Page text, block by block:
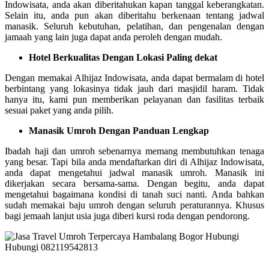
Indowisata, anda akan diberitahukan kapan tanggal keberangkatan.
Selain itu, anda pun akan diberitahu berkenaan tentang jadwal
manasik. Seluruh kebutuhan, pelatihan, dan pengenalan dengan
jamaah yang lain juga dapat anda peroleh dengan mudah.
Hotel Berkualitas Dengan Lokasi Paling dekat
Dengan memakai Alhijaz Indowisata, anda dapat bermalam di hotel
berbintang yang lokasinya tidak jauh dari masjidil haram. Tidak
hanya itu, kami pun memberikan pelayanan dan fasilitas terbaik
sesuai paket yang anda pilih.
Manasik Umroh Dengan Panduan Lengkap
Ibadah haji dan umroh sebenarnya memang membutuhkan tenaga
yang besar. Tapi bila anda mendaftarkan diri di Alhijaz Indowisata,
anda dapat mengetahui jadwal manasik umroh. Manasik ini
dikerjakan secara bersama-sama. Dengan begitu, anda dapat
mengetahui bagaimana kondisi di tanah suci nanti. Anda bahkan
sudah memakai baju umroh dengan seluruh peraturannya. Khusus
bagi jemaah lanjut usia juga diberi kursi roda dengan pendorong.